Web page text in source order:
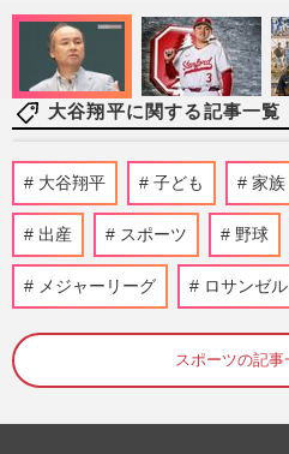
大谷翔平に関する記事一覧
「大谷翔平の
刑者、事件直前
撃ウソの数々”
週刊女性PRIME
大谷翔平の元通
て…」公開され
った衝撃の「
週刊女性PRIME
大谷翔平 子ども 家族
出産 スポーツ 野球
メジャーリーグ ロサンゼ
スポーツの記事